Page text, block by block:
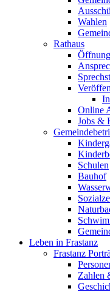
Wahlen
Rathaus
Online
Jobs &
Schulen
Bauhof
Leben in Frastanz
Frastanz
Zahlen